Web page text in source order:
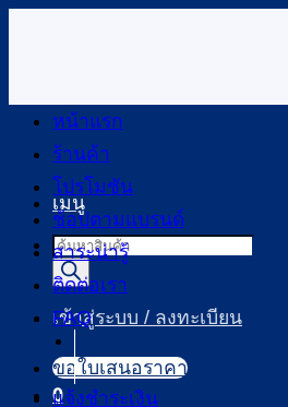
เนื้อหา
เมนู
Products
search
เข้าสู่ระบบ / ลงทะเบียน
0
หน้าแรก
ร้านค้า
โปรโมชัน
ช้อปตามแบรนด์
สาระน่ารู้
ติดต่อเรา
FAQ
ขอใบเสนอราคา
แจ้งชำระเงิน